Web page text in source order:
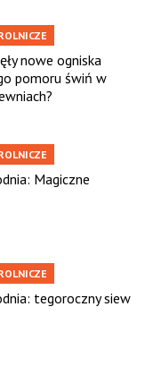
nowe ogniska
pomoru świń w
Magiczne
tegoroczny siew